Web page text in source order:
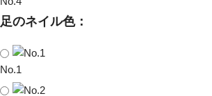
足のネイル色：
No.1